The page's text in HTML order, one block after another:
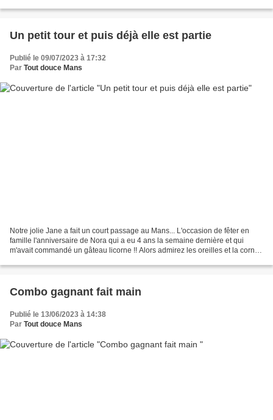
Un petit tour et puis déjà elle est partie
Publié le 09/07/2023 à 17:32
Par Tout douce Mans
Notre jolie Jane a fait un court passage au Mans... L'occasion de fêter en
famille l'anniversaire de Nora qui a eu 4 ans la semaine dernière et qui
m'avait commandé un gâteau licorne !! Alors admirez les oreilles et la corne
Combo gagnant fait main
Publié le 13/06/2023 à 14:38
Par Tout douce Mans